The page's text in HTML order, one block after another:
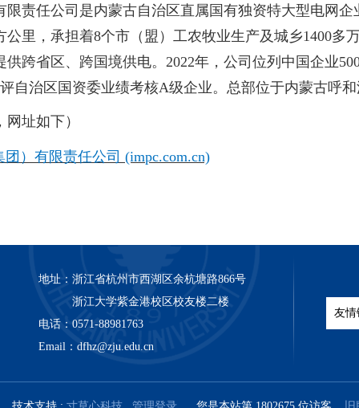
限责任公司是内蒙古自治区直属国有独资特大型电网
公里，承担着8个市（盟）工农牧业生产及城乡1400多
跨省区、跨国境供电。2022年，公司位列中国企业
自治区国资委业绩考核A级企业。总部位于内蒙古呼和
址如下）
）有限责任公司 (impc.com.cn)
地址： 浙江省杭州市西湖区余杭塘路866号
浙江大学紫金港校区校友楼二楼
电话： 0571-88981763
Email： dfhz@zju.edu.cn
友情